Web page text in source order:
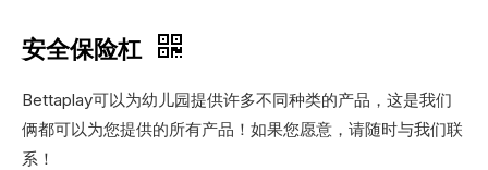
安全保险杠
Bettaplay可以为幼儿园提供许多不同种类的产品，这是我们
俩都可以为您提供的所有产品！如果您愿意，请随时与我们联
系！